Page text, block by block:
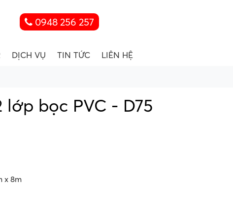
0948 256 257
DỊCH VỤ TIN TỨC LIÊN HỆ
lớp bọc PVC - D75
x 8m